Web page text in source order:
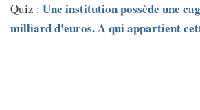
Quiz : Une institution possède une
milliard d'euros. A qui appartient